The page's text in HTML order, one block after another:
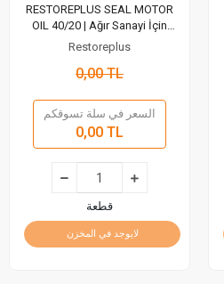
RESTOREPLUS SEAL MOTOR
OIL 40/20 | Ağır Sanayi İçin
Maksimum Koruma ve Üstün
Performans (1000 Lt)
Restoreplus
0,00 TL
السعر في سلة تسوقكم
0,00 TL
قطعة
لايوجد في المخزن